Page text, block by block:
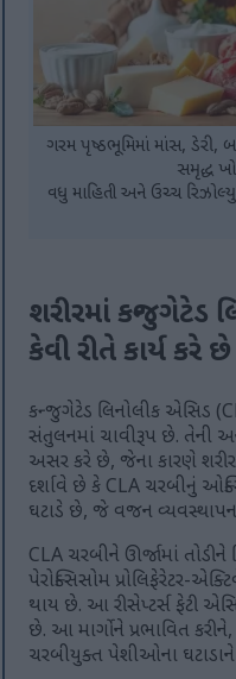
ગરમ પૃષ્ઠભૂમિમાં માંસ, ડેરી,
સમૃદ્ધ
વધુ માહિતી અને ઉચ્ચ
શરીરમાં કન્જુગેટેડ
કેવી રીતે કાર્ય કરે છે
કન્જુગેટેડ લિનોલીક એસિડ
સંતુલનમાં ચાવીરૂપ છે. તેની
અસર કરે છે, જેના કારણે
દર્શાવે છે કે CLA ચરબીનું
ઘટાડે છે, જે વજન
CLA ચરબીને ઊર્જામાં
પેરોક્સિસોમ પ્રોલિફેરેટર-
થાય છે. આ રીસેપ્ટર્સ ફેટી
છે. આ માર્ગોને પ્રભાવિત
ચરબીયુક્ત પેશીઓના